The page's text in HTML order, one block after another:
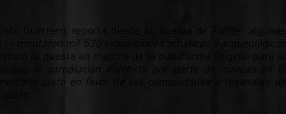
Guerrero, reporta desde su cuenta de Twitter algunas
montaron mil 530 exposiciones artísticas y arqueológicas
la puesta en marcha de la plataforma Original para la
plagio ni apropiación indebida por parte de marcas en la
justo en favor de las comunidades artesanales de